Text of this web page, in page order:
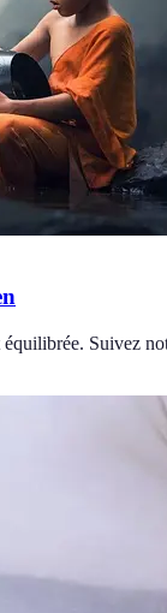
Suivez